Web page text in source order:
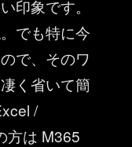
印象です。
でも特に今
で、そのワ
く省いて簡
/
方は M365